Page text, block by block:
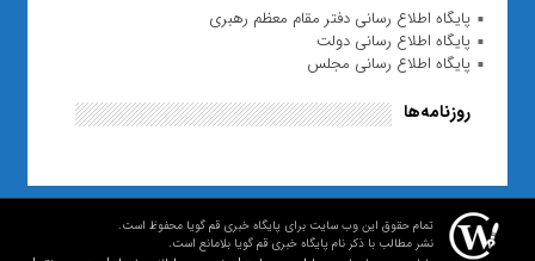
پایگاه اطلاع رسانی دفتر مقام معظم رهبری
پایگاه اطلاع رسانی دولت
پایگاه اطلاع رسانی مجلس
روزنامه‌ها
تمام حقوق این وب سایت برای پایگاه خبری قم گویا محفوظ است.
نشر مطالب با ذکر نام پایگاه خبری قم گویا بلامانع است.